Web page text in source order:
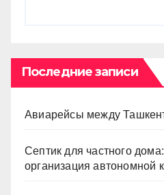
Последние записи
Авиарейсы между
Септик для частного
организация автономной